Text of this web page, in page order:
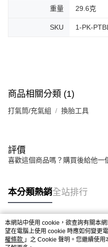
重量 29.6克
SKU 1-PK-
商品相關分類 (1)
打氣筒/充氣組 換胎工具
評價
喜歡這個商品嗎？購買後給他一
本分類熱銷全站排行
熱門標籤
本網站中使用 cookie，欲查詢有關本
望在電腦上使用 cookie 時應如何變更
權條款 」之 Cookie 聲明。您繼續使